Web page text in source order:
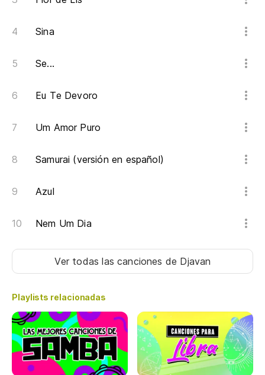
Sina
Se...
Eu Te Devoro
Um Amor Puro
Samurai (versión en español)
Azul
Nem Um Dia
Ver todas las canciones de Djavan
Playlists relacionadas